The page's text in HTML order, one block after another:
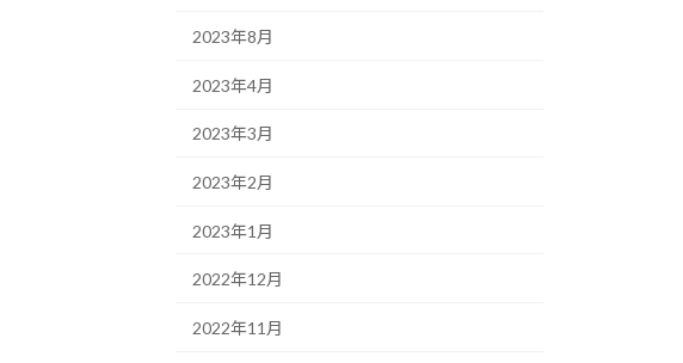
2023年8月
2023年4月
2023年3月
2023年2月
2023年1月
2022年12月
2022年11月